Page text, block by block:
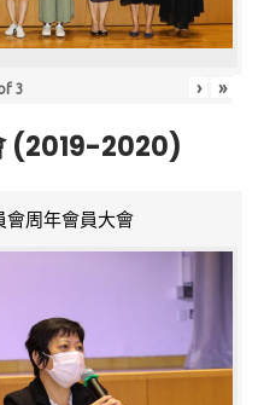
3 › »
(2019-2020)
會周年會員大會